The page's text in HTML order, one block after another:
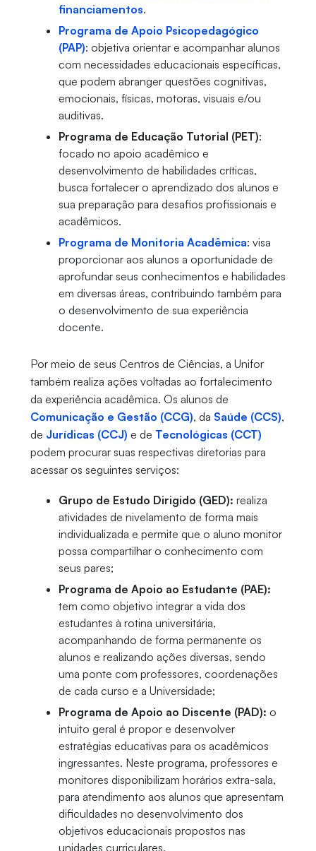
financiamentos.
Programa de Apoio Psicopedagógico
(PAP): objetiva orientar e acompanhar alunos
com necessidades educacionais específicas,
que podem abranger questões cognitivas,
emocionais, físicas, motoras, visuais e/ou
auditivas.
Programa de Educação Tutorial (PET):
focado no apoio acadêmico e
desenvolvimento de habilidades críticas,
busca fortalecer o aprendizado dos alunos e
sua preparação para desafios profissionais e
acadêmicos.
Programa de Monitoria Acadêmica: visa
proporcionar aos alunos a oportunidade de
aprofundar seus conhecimentos e habilidades
em diversas áreas, contribuindo também para
o desenvolvimento de sua experiência
docente.
Por meio de seus Centros de Ciências, a Unifor
também realiza ações voltadas ao fortalecimento
da experiência acadêmica. Os alunos de
Comunicação e Gestão (CCG), da Saúde (CCS),
de Jurídicas (CCJ) e de Tecnológicas (CCT)
podem procurar suas respectivas diretorias para
acessar os seguintes serviços:
Grupo de Estudo Dirigido (GED): realiza
atividades de nivelamento de forma mais
individualizada e permite que o aluno monitor
possa compartilhar o conhecimento com
seus pares;
Programa de Apoio ao Estudante (PAE):
tem como objetivo integrar a vida dos
estudantes à rotina universitária,
acompanhando de forma permanente os
alunos e realizando ações diversas, sendo
uma ponte com professores, coordenações
de cada curso e a Universidade;
Programa de Apoio ao Discente (PAD): o
intuito geral é propor e desenvolver
estratégias educativas para os acadêmicos
ingressantes. Neste programa, professores e
monitores disponibilizam horários extra-sala,
para atendimento aos alunos que apresentam
dificuldades no desenvolvimento dos
objetivos educacionais propostos nas
unidades curriculares.